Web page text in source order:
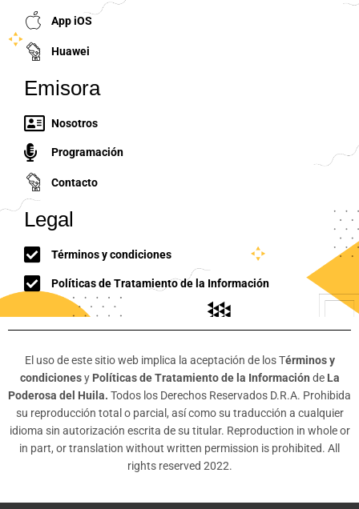
App iOS
Huawei
Emisora
Nosotros
Programación
Contacto
Legal
Términos y condiciones
Políticas de Tratamiento de la Información
El uso de este sitio web implica la aceptación de los Términos y
condicionesy Políticas de Tratamiento de la Información de La
Poderosa del Huila. Todos los Derechos Reservados D.R.A. Prohibida
su reproducción total o parcial, así como su traducción a cualquier
idioma sin autorización escrita de su titular. Reproduction in whole or
in part, or translation without written permission is prohibited. All
rights reserved 2022.